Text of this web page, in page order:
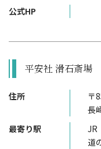
公式HP
平安社 滑石斎場
住所
〒
長
最寄り駅
JR
道